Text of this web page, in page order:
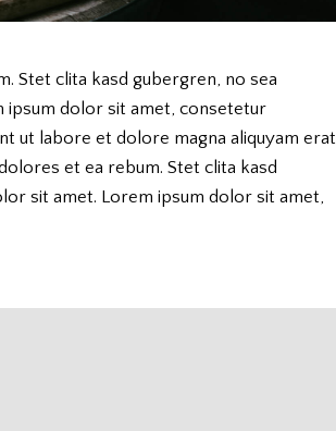
Stet clita kasd gubergren, no sea
ipsum dolor sit amet, consetetur
ut labore et dolore magna aliquyam erat,
et ea rebum. Stet clita kasd
sit amet. Lorem ipsum dolor sit amet,